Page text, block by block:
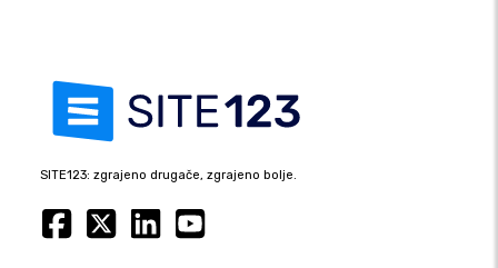
SITE123: zgrajeno drugače, zgrajeno bolje.